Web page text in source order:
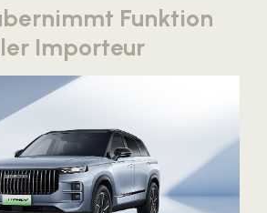
Parndorf und Salzburg
Funktion
Importeur